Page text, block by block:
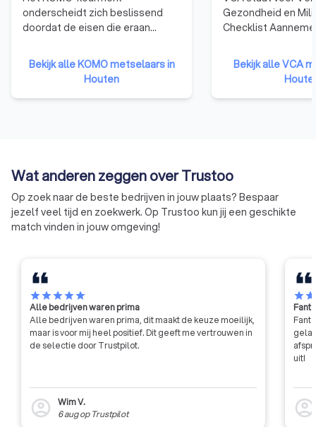
geniet van duurzaam en vakkundig uitgevoerd metselwerk dat
volledig aan jouw verwachtingen voldoet.
onderscheidt zich beslissend
doordat de eisen die eraan
vastgesteld. En de controle er
op plaatsvindt door
onafhankelijke deskundigen, die
steeds opnieuw objectief
Bekijk alle KOMO metselaars in
Houten
Gezondheid en
Checklist
laten bedrijven
en ervaring
gebied van veilig
werken en dat het
Bekijk alle VCA
Wat anderen zeggen over Trustoo
Op zoek naar de beste bedrijven in jouw plaats? Bespaar
jezelf veel tijd en zoekwerk. Op Trustoo kun jij een geschikte
match vinden in jouw omgeving!
starstarstarstarstar
Alle bedrijven waren prima
Alle bedrijven waren prima, dit maakt de keuze moeilijk,
maar is voor mij heel positief. Dit geeft me vertrouwen in
de selectie door Trustpilot.
account_circle
Wim V.
6 augop Trustpilot
starstar
uit!
account_circle